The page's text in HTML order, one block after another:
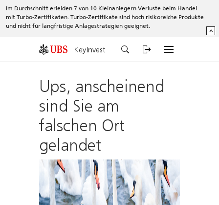
Im Durchschnitt erleiden 7 von 10 Kleinanlegern Verluste beim Handel
mit Turbo-Zertifikaten. Turbo-Zertifikate sind hoch risikoreiche Produkte
und nicht für langfristige Anlagestrategien geeignet.
^
KeyInvest
Ups, anscheinend
sind Sie am
falschen Ort
gelandet